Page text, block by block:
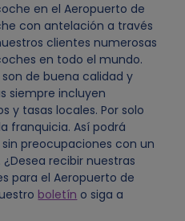
en el Aeropuerto de
con antelación a través
clientes numerosas
en todo el mundo.
de buena calidad y
siempre incluyen
y tasas locales. Por solo
franquicia. Así podrá
preocupaciones con un
recibir nuestras
para el Aeropuerto de
boletín o siga a